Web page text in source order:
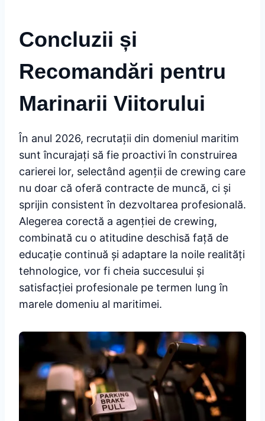
Concluzii și
Recomandări pentru
Marinarii Viitorului
În anul 2026, recrutații din domeniul maritim
sunt încurajați să fie proactivi în construirea
carierei lor, selectând agenții de crewing care
nu doar că oferă contracte de muncă, ci și
sprijin consistent în dezvoltarea profesională.
Alegerea corectă a agenției de crewing,
combinată cu o atitudine deschisă față de
educație continuă și adaptare la noile realități
tehnologice, vor fi cheia succesului și
satisfacției profesionale pe termen lung în
marele domeniu al maritimei.